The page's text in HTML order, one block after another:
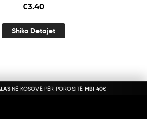
€3.40
Shiko Detajet
NË KOSOVË PËR POROSITË MBI 40€